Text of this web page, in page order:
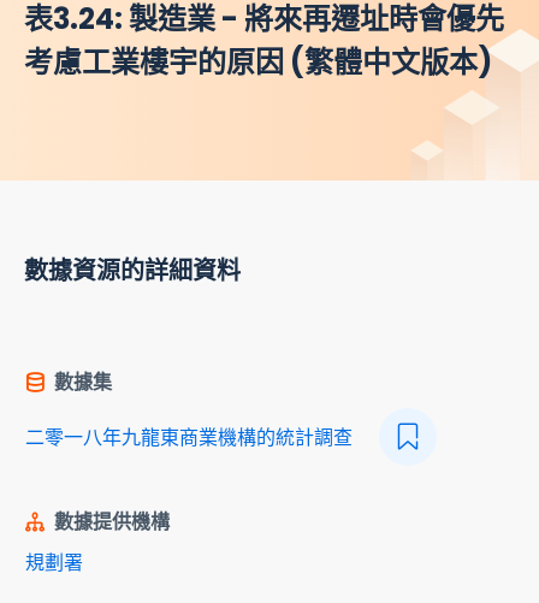
表3.24: 製造業 - 將來再遷址時會優先
考慮工業樓宇的原因 (繁體中文版本)
數據資源的詳細資料
數據集
二零一八年九龍東商業機構的統計調查
數據提供機構
規劃署